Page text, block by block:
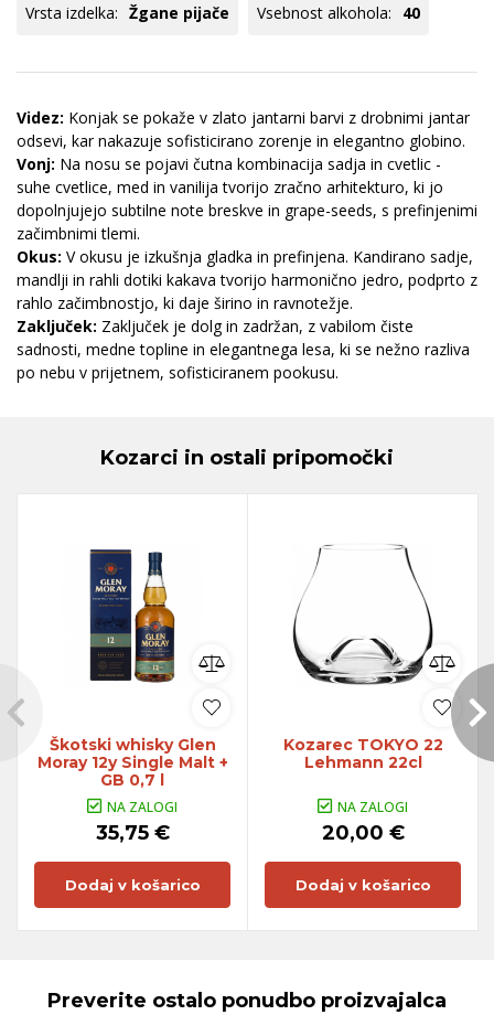
Vrsta izdelka: Žgane pijače Vsebnost alkohola: 40
Videz: Konjak se pokaže v zlato jantarni barvi z drobnimi jantar
odsevi, kar nakazuje sofisticirano zorenje in elegantno globino.
Vonj: Na nosu se pojavi čutna kombinacija sadja in cvetlic -
suhe cvetlice, med in vanilija tvorijo zračno arhitekturo, ki jo
dopolnjujejo subtilne note breskve in grape-seeds, s prefinjenimi
začimbnimi tlemi.
Okus: V okusu je izkušnja gladka in prefinjena. Kandirano sadje,
mandlji in rahli dotiki kakava tvorijo harmonično jedro, podprto z
rahlo začimbnostjo, ki daje širino in ravnotežje.
Zaključek: Zaključek je dolg in zadržan, z vabilom čiste
sadnosti, medne topline in elegantnega lesa, ki se nežno razliva
po nebu v prijetnem, sofisticiranem pookusu.
Kozarci in ostali pripomočki
Škotski whisky Glen
Moray 12y Single Malt +
GB 0,7 l
NA ZALOGI
35,75 €
Dodaj v košarico
Kozarec TOKYO 22
Lehmann 22cl
NA ZALOGI
20,00 €
Dodaj v košarico
Preverite ostalo ponudbo proizvajalca